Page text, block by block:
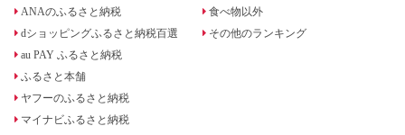
ANAのふるさと納税
dショッピングふるさと納税百選
au PAY ふるさと納税
ふるさと本舗
ヤフーのふるさと納税
マイナビふるさと納税
食べ物以外
その他のランキング